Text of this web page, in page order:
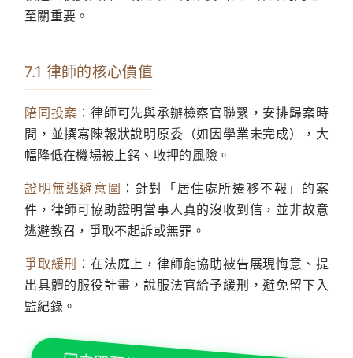
至關重要。
7.1 律師的核心價值
陪同投案 ：律師可先與承辦檢察官聯繫，安排歸案時
間，並撰寫陳報狀說明原委（如因學業未完成），大
幅降低在機場被上銬、收押的風險。
證明無逃避意圖 ：針對「居住處所遷移不報」的案
件，律師可協助證明當事人真的沒收到信，並非故意
逃避教召，爭取不起訴或無罪。
爭取緩刑 ：在法庭上，律師能協助被告展現悔意、提
出具體的服役計畫，說服法官給予緩刑，避免留下入
監紀錄。